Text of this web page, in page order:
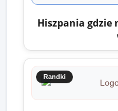
Hiszpania gdzie
Randki